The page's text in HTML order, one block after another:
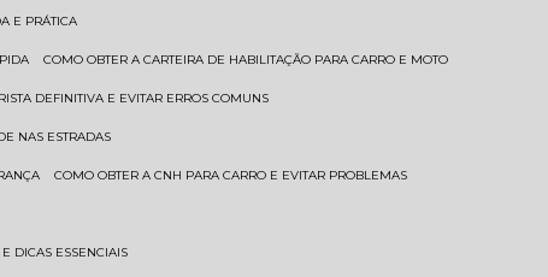
E PRÁTICA
COMO OBTER A CARTEIRA DE HABILITAÇÃO PARA CARRO E MOTO
DEFINITIVA E EVITAR ERROS COMUNS
NAS ESTRADAS
COMO OBTER A CNH PARA CARRO E EVITAR PROBLEMAS
DICAS ESSENCIAIS